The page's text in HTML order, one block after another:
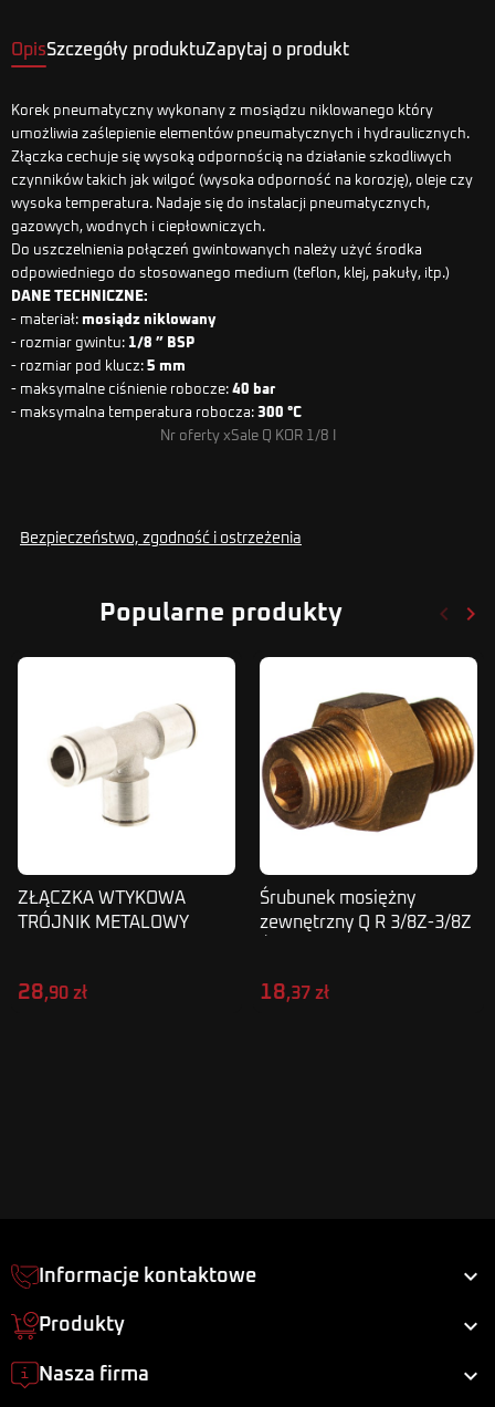
OpisSzczegóły produktuZapytaj o produkt
Korek pneumatyczny wykonany z mosiądzu niklowanego który
umożliwia zaślepienie elementów pneumatycznych i hydraulicznych.
Złączka cechuje się wysoką odpornością na działanie szkodliwych
czynników takich jak wilgoć (wysoka odporność na korozję), oleje czy
wysoka temperatura. Nadaje się do instalacji pneumatycznych,
gazowych, wodnych i ciepłowniczych.
Do uszczelnienia połączeń gwintowanych należy użyć środka
odpowiedniego do stosowanego medium (teflon, klej, pakuły, itp.)
DANE TECHNICZNE:
- materiał: mosiądz niklowany
- rozmiar gwintu: 1/8 ” BSP
- rozmiar pod klucz: 5 mm
- maksymalne ciśnienie robocze: 40 bar
- maksymalna temperatura robocza: 300 °C
Nr oferty xSale Q KOR 1/8 I
Bezpieczeństwo, zgodność i ostrzeżenia
Popularne produkty keyboard_arrow_left keyboard_arrow_right
ZŁĄCZKA WTYKOWA
TRÓJNIK METALOWY
28,90 zł
Śrubunek mosiężny
zewnętrzny Q R 3/8Z-3/8Z
18,37 zł
Informacje kontaktowe 
Produkty 
Nasza firma 